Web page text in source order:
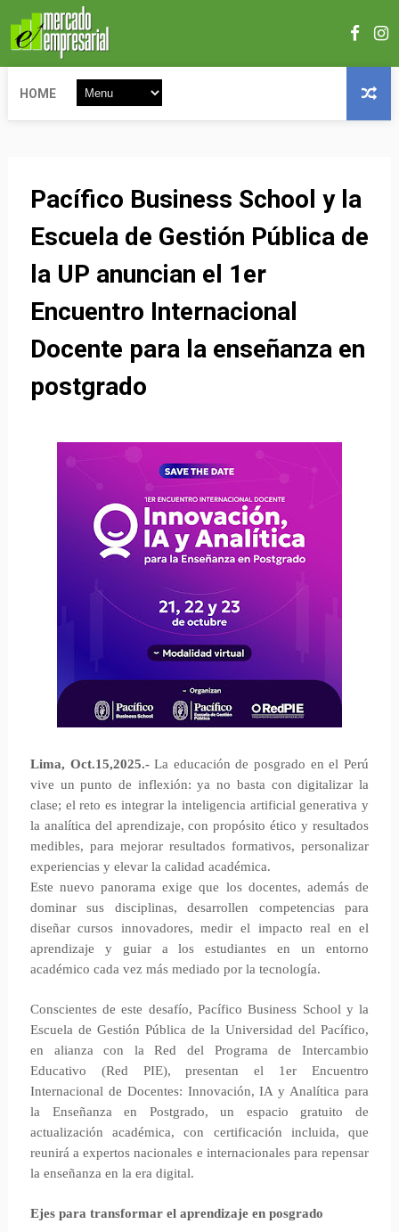
HOME
Pacífico Business School y la
Escuela de Gestión Pública de
la UP anuncian el 1er
Encuentro Internacional
Docente para la enseñanza en
postgrado
Lima, Oct.15,2025.-La educación de posgrado en el Perú
vive un punto de inflexión: ya no basta con digitalizar la
clase; el reto es integrar la inteligencia artificial generativa y
la analítica del aprendizaje, con propósito ético y resultados
medibles, para mejorar resultados formativos, personalizar
experiencias y elevar la calidad académica.
Este nuevo panorama exige que los docentes, además de
dominar sus disciplinas, desarrollen competencias para
diseñar cursos innovadores, medir el impacto real en el
aprendizaje y guiar a los estudiantes en un entorno
académico cada vez más mediado por la tecnología.
Conscientes de este desafío, Pacífico Business School y la
Escuela de Gestión Pública de la Universidad del Pacífico,
en alianza con la Red del Programa de Intercambio
Educativo (Red PIE), presentan el 1er Encuentro
Internacional de Docentes: Innovación, IA y Analítica para
la Enseñanza en Postgrado, un espacio gratuito de
actualización académica, con certificación incluida, que
reunirá a expertos nacionales e internacionales para repensar
la enseñanza en la era digital.
Ejes para transformar el aprendizaje en posgrado